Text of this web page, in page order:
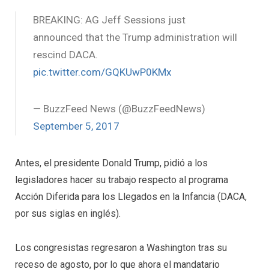
BREAKING: AG Jeff Sessions just
announced that the Trump administration will
rescind DACA.
pic.twitter.com/GQKUwP0KMx
— BuzzFeed News (@BuzzFeedNews)
September 5, 2017
Antes, el presidente Donald Trump, pidió a los
legisladores hacer su trabajo respecto al programa
Acción Diferida para los Llegados en la Infancia (DACA,
por sus siglas en inglés).
Los congresistas regresaron a Washington tras su
receso de agosto, por lo que ahora el mandatario